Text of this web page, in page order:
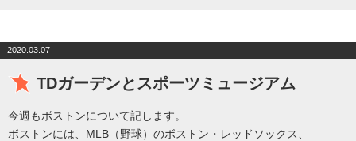
2020.03.07
TDガーデンとスポーツミュージアム
今週もボストンについて記します。
ボストンには、MLB（野球）のボストン・レッドソックス、